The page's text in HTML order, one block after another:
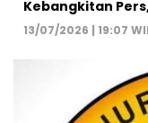
Kebangkitan
13/07/2026 | 19:07